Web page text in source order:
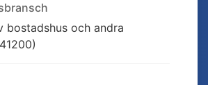
bostadshus och andra